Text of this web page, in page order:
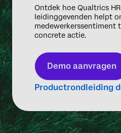
Ontdek hoe Qualtrics
leidinggevenden helpt
medewerkerssentiment
concrete actie.
Demo aanvragen
Productrondleiding